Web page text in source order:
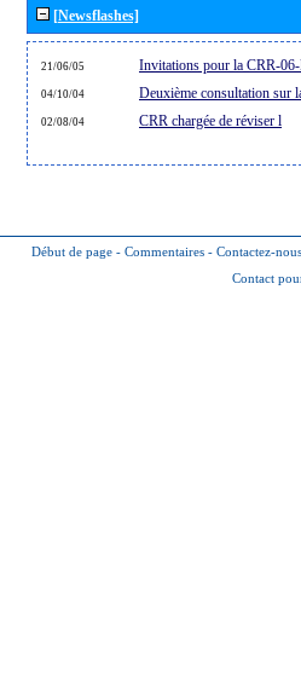
[Newsflashes]
21/06/05 Invitations pour la CRR-06-
04/10/04 Deuxième consultation sur
02/08/04 CRR chargée de réviser l
Début de page - Commentaires - Contactez-nous
Contact